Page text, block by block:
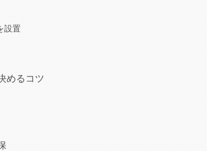
設置
めるコツ